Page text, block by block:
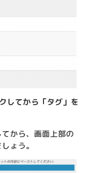
してから「タグ」を
から、画面上部の
ょう。